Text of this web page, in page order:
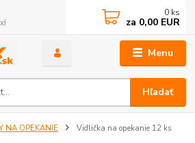
Menu
Hľadať
0 ks
za 0,00 EUR
NA OPEKANIE Vidlička na opekanie 12 ks